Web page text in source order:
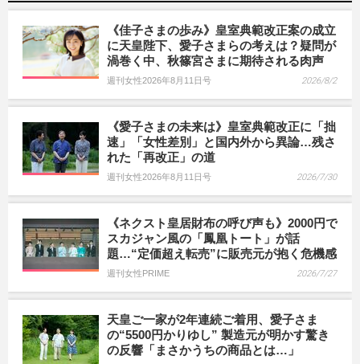
《佳子さまの歩み》皇室典範改正案の成立
に天皇陛下、愛子さまらの考えは？疑問が
渦巻く中、秋篠宮さまに期待される肉声
週刊女性2026年8月11日号 2026/8/2
《愛子さまの未来は》皇室典範改正に「拙
速」「女性差別」と国内外から異論…残さ
れた「再改正」の道
週刊女性2026年8月11日号 2026/7/30
《ネクスト皇居財布の呼び声も》2000円で
スカジャン風の「鳳凰トート」が話
題…“定価超え転売”に販売元が抱く危機感
週刊女性PRIME 2026/7/27
天皇ご一家が2年連続ご着用、愛子さま
の“5500円かりゆし” 製造元が明かす驚き
の反響「まさかうちの商品とは…」